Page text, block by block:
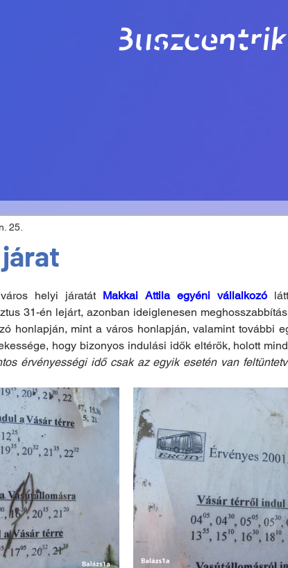
25.
helyi járatát Makkai Attila egyéni vállalkozó
31-én lejárt, azonban ideiglenesen
honlapján, mint a város honlapján, valamint további
hogy bizonyos indulási idők eltérők, holott
érvényességi idő csak az egyik esetén van